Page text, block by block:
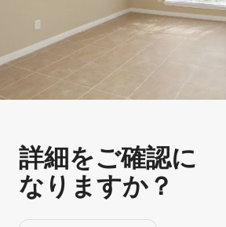
詳細をご確認に
なりますか？